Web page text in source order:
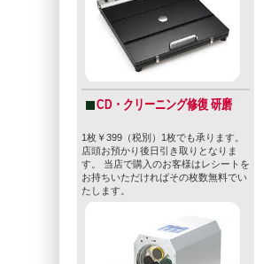
CD・クリーニング修復 研磨
1枚￥399（税別）1枚でも承ります。
店頭お預かり後日引き取りとなりま
す。 当店で購入のお客様はレシートを
お持ちいただければその枚数無料でい
たします。